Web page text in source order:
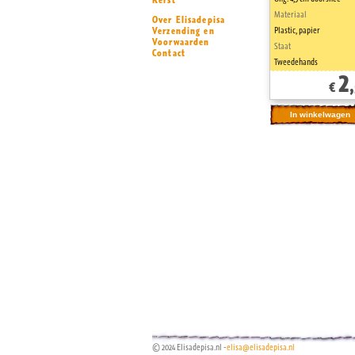
Over Elisadepisa
Verzending en
Voorwaarden
Contact
Materiaal
Plastic, papier
Staat
Tweedehands
€ 2
© 2024 Elisadepisa.nl -elisa@elisadepisa.nl